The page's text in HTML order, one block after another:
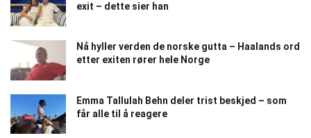
exit – dette sier han
Nå hyller verden de norske gutta – Haalands ord
etter exiten rører hele Norge
Emma Tallulah Behn deler trist beskjed – som
får alle til å reagere